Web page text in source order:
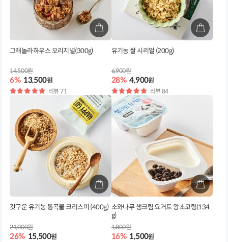
그래놀라하우스 오리지널(300g)
6% 13,500원
14,500원
별
리뷰 71
유기농 쌀 시리얼 (200g)
28% 4,900원
6,900원
별
점
리뷰 84
갓구운 유기농 통곡물 크리스피 (400g)
26% 15,500원
21,000원
소와나무 생크림 요거트 왕초코링(134
g)
16% 1,500원
1,800원